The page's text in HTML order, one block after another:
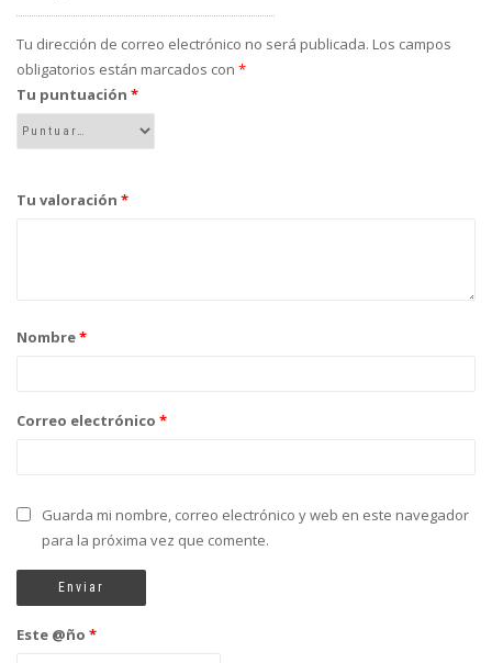
Tu dirección de correo electrónico no será publicada. Los campos
obligatorios están marcados con *
Tu puntuación *
Tu valoración *
Nombre*
Correo electrónico *
Guarda mi nombre, correo electrónico y web en este navegador
para la próxima vez que comente.
Este @ño *